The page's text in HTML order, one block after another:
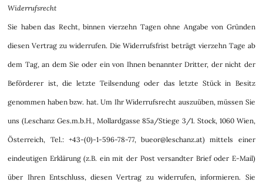
Widerrufsrecht
Sie haben das Recht, binnen vierzehn Tagen ohne Angabe von Gründen
diesen Vertrag zu widerrufen. Die Widerrufsfrist beträgt vierzehn Tage ab
dem Tag, an dem Sie oder ein von Ihnen benannter Dritter, der nicht der
Beförderer ist, die letzte Teilsendung oder das letzte Stück in Besitz
genommen haben bzw. hat. Um Ihr Widerrufsrecht auszuüben, müssen Sie
uns (Leschanz Ges.m.b.H., Mollardgasse 85a/Stiege 3/1. Stock, 1060 Wien,
Österreich, Tel.: +43-(0)-1-596-78-77, bueor@leschanz.at) mittels einer
eindeutigen Erklärung (z.B. ein mit der Post versandter Brief oder E-Mail)
über Ihren Entschluss, diesen Vertrag zu widerrufen, informieren. Sie